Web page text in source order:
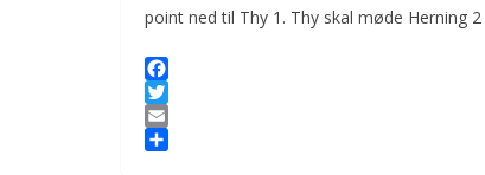
point ned til Thy 1. Thy skal møde Herning 2
F
a
c
T
w
E